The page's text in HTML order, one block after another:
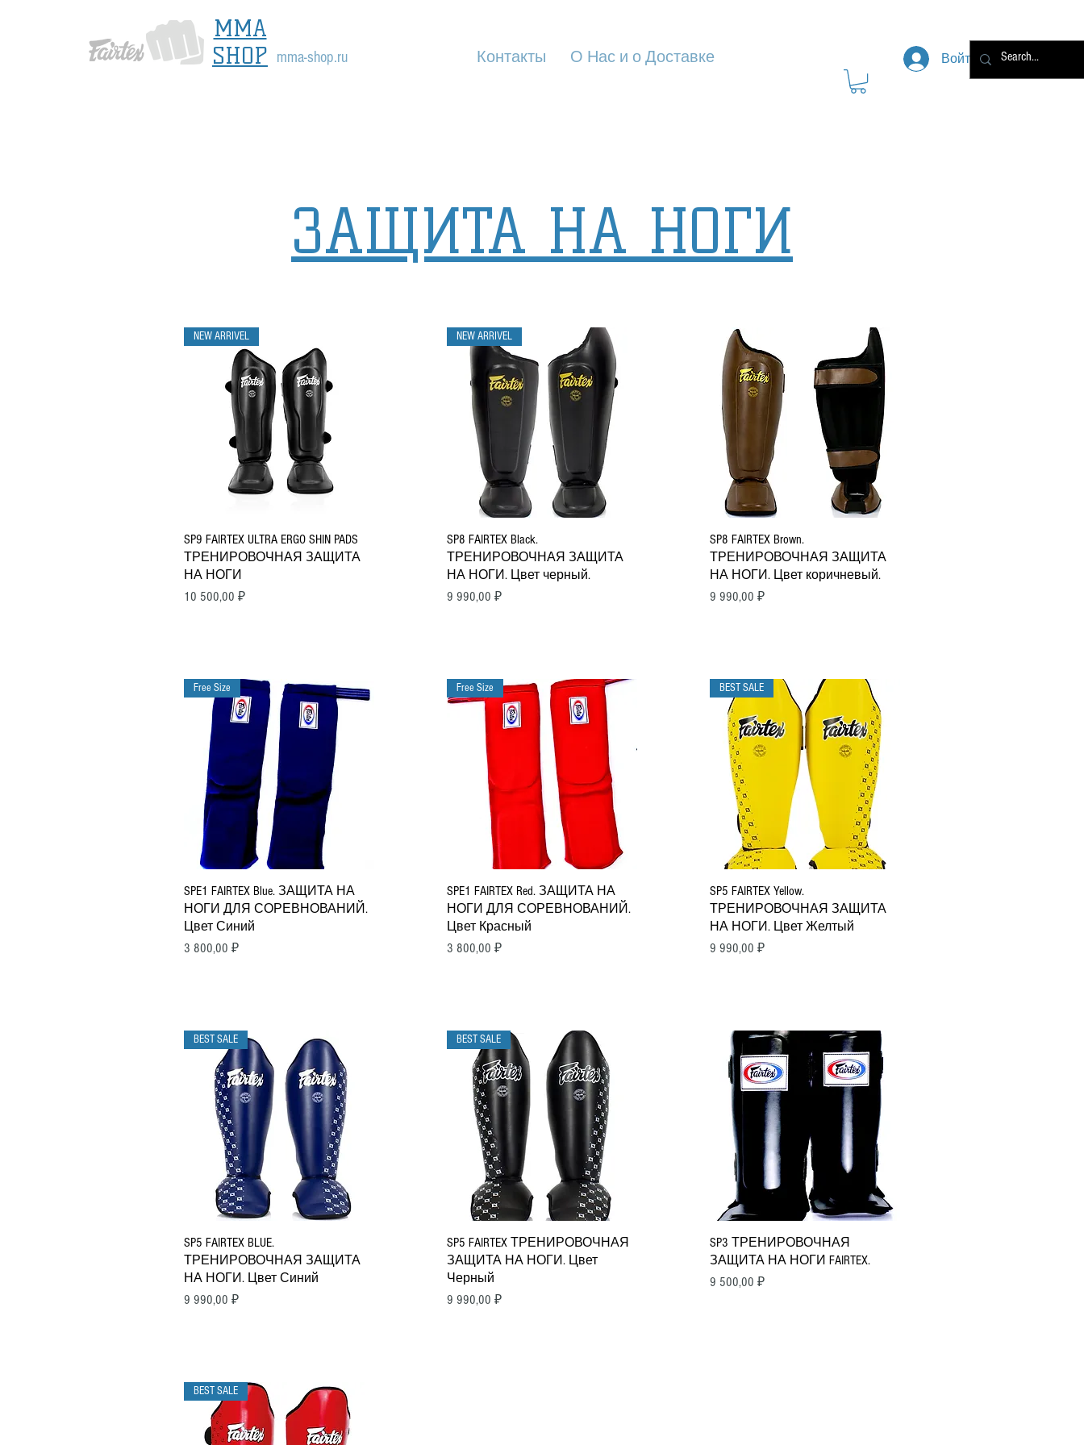
mma-shop.ru Контакты О Нас и о Доставке
MMA
SHOP
Войти
ЗАЩИТА НА НОГИ
Быстрый просмотр
NEW ARRIVEL
SP9 FAIRTEX ULTRA ERGO SHIN PADS
ТРЕНИРОВОЧНАЯ ЗАЩИТА
НА НОГИ
Цена
10 500,00 ₽
Быстрый просмотр
NEW ARRIVEL
SP8 FAIRTEX Black.
ТРЕНИРОВОЧНАЯ ЗАЩИТА
НА НОГИ. Цвет черный.
Цена
9 990,00 ₽
Быстрый просмотр
SP8 FAIRTEX Brown.
ТРЕНИРОВОЧНАЯ ЗАЩИТА
НА НОГИ. Цвет коричневый.
Цена
9 990,00 ₽
Быстрый просмотр
Free Size
SPE1 FAIRTEX Blue. ЗАЩИТА НА
НОГИ ДЛЯ СОРЕВНОВАНИЙ.
Цвет Синий
Цена
3 800,00 ₽
Быстрый просмотр
Free Size
SPE1 FAIRTEX Red. ЗАЩИТА НА
НОГИ ДЛЯ СОРЕВНОВАНИЙ.
Цвет Красный
Цена
3 800,00 ₽
Быстрый просмотр
BEST SALE
SP5 FAIRTEX Yellow.
ТРЕНИРОВОЧНАЯ ЗАЩИТА
НА НОГИ. Цвет Желтый
Цена
9 990,00 ₽
Быстрый просмотр
BEST SALE
SP5 FAIRTEX BLUE.
ТРЕНИРОВОЧНАЯ ЗАЩИТА
НА НОГИ. Цвет Синий
Цена
9 990,00 ₽
Быстрый просмотр
BEST SALE
SP5 FAIRTEX ТРЕНИРОВОЧНАЯ
ЗАЩИТА НА НОГИ. Цвет
Черный
Цена
9 990,00 ₽
Быстрый просмотр
SP3 ТРЕНИРОВОЧНАЯ
ЗАЩИТА НА НОГИ FAIRTEX.
Цена
9 500,00 ₽
BEST SALE